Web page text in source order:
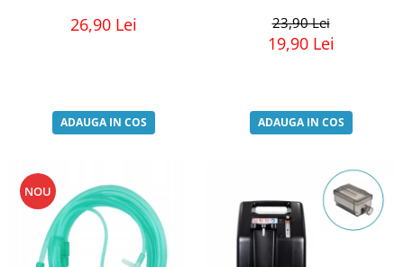
26,90 Lei
ADAUGA IN COS
23,90 Lei
19,90 Lei
ADAUGA IN COS
NOU